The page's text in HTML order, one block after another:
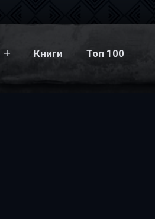
Книги Топ 100